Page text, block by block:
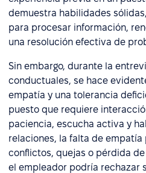
demuestra habilidades
para procesar información,
una resolución efectiva de
Sin embargo, durante la
conductuales, se hace
empatía y una tolerancia
puesto que requiere
paciencia, escucha activa y
relaciones, la falta de
conflictos, quejas o pérdida
el empleador podría rechazar